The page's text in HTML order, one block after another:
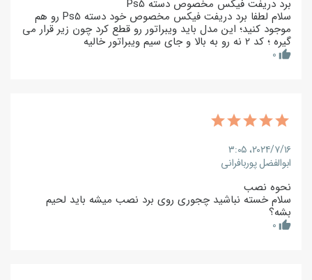
برد دریفت فیکس مخصوص دسته Ps5
سلام لطفا برد دریفت فیکس مخصوص خود دسته Ps5 رو هم
موجود کنید؛ این مدل باید ویبراتور رو قطع کرد چون زیر قرار می
گیره ؛ کد ۲ نه رو به بالا و جای سیم ویبراتور خالیه
thumb_up
0
۲۰۲۴/۷/۱۶،‏ ۳:۰۵
ابوالفضل پوربافرانی
نحوه نصب
سلام خسته نباشید چجوری روی برد نصب میشه باید لحیم
بشه؟
thumb_up
0